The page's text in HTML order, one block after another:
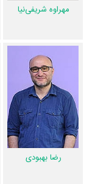
سیاوش چراغی‌پور
همچنین براساس امتیاز
بازیگری محسوب می‌شود.
همچنینکاظم ملایی
مهراوه شریفی‌نیا،حسن
،
مهراوه شریفی‌نیا
رضا بهبودی